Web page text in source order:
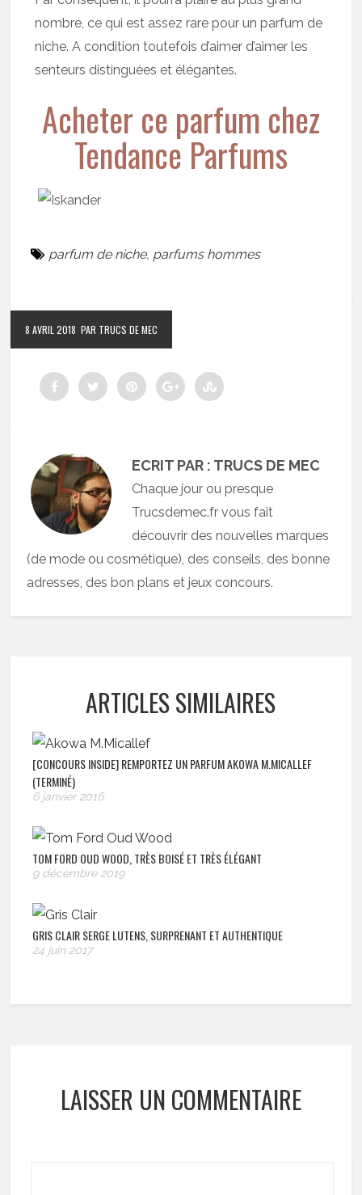
nombre, ce qui est assez rare pour un parfum de
niche. A condition toutefois d’aimer d’aimer les
senteurs distinguées et élégantes.
Acheter ce parfum chez
Tendance Parfums
parfum de niche, parfums hommes
8 AVRIL 2018 PAR TRUCS DE MEC
ECRIT PAR : TRUCS DE MEC
Chaque jour ou presque
Trucsdemec.fr vous fait
découvrir des nouvelles marques
(de mode ou cosmétique), des conseils, des bonne
adresses, des bon plans et jeux concours.
ARTICLES SIMILAIRES
[CONCOURS INSIDE] REMPORTEZ UN PARFUM AKOWA M.MICALLEF
(TERMINÉ)
6 janvier 2016
TOM FORD OUD WOOD, TRÈS BOISÉ ET TRÈS ÉLÉGANT
9 décembre 2019
GRIS CLAIR SERGE LUTENS, SURPRENANT ET AUTHENTIQUE
24 juin 2017
LAISSER UN COMMENTAIRE